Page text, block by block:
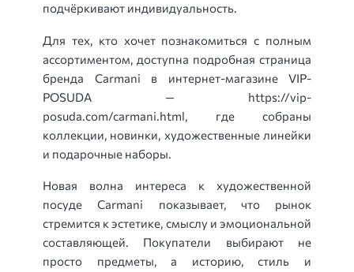
подчёркивают индивидуальность.
Для тех, кто хочет познакомиться с полным
ассортиментом, доступна подробная страница
бренда Carmani в интернет-магазине VIP-
POSUDA — https://vip-
posuda.com/carmani.html, где собраны
коллекции, новинки, художественные линейки
и подарочные наборы.
Новая волна интереса к художественной
посуде Carmani показывает, что рынок
стремится к эстетике, смыслу и эмоциональной
составляющей. Покупатели выбирают не
просто предметы, а историю, стиль и